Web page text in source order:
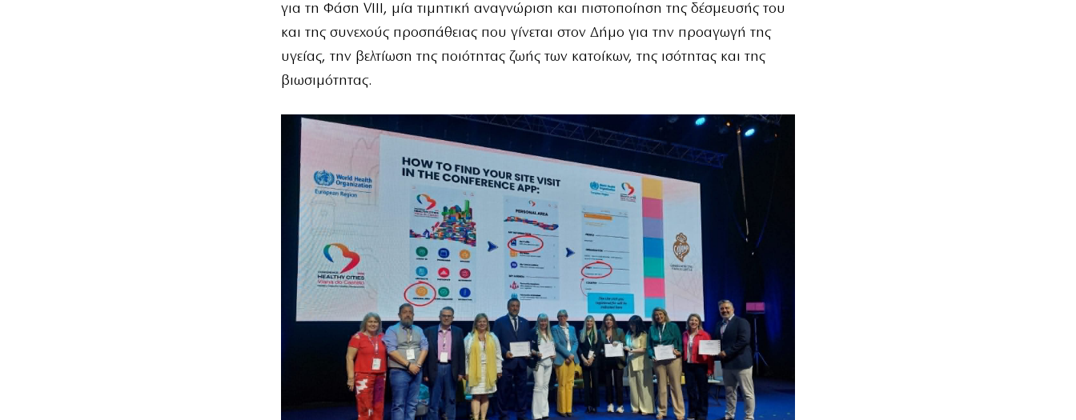
για τη Φάση VIII, μία τιμητική αναγνώριση και πιστοποίηση της δέσμευσής του
και της συνεχούς προσπάθειας που γίνεται στον Δήμο για την προαγωγή της
υγείας, την βελτίωση της ποιότητας ζωής των κατοίκων, της ισότητας και της
βιωσιμότητας.